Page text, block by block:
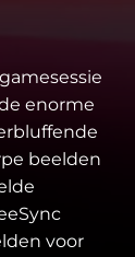
enorme
beelden
voor